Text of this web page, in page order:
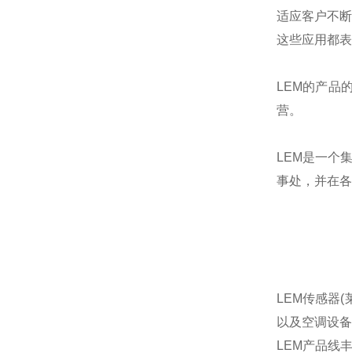
适应客户不
这些应用都
LEM的产品
营。
LEM是一个
事处，并在
LEM传感器(
以及空调设
LEM产品线